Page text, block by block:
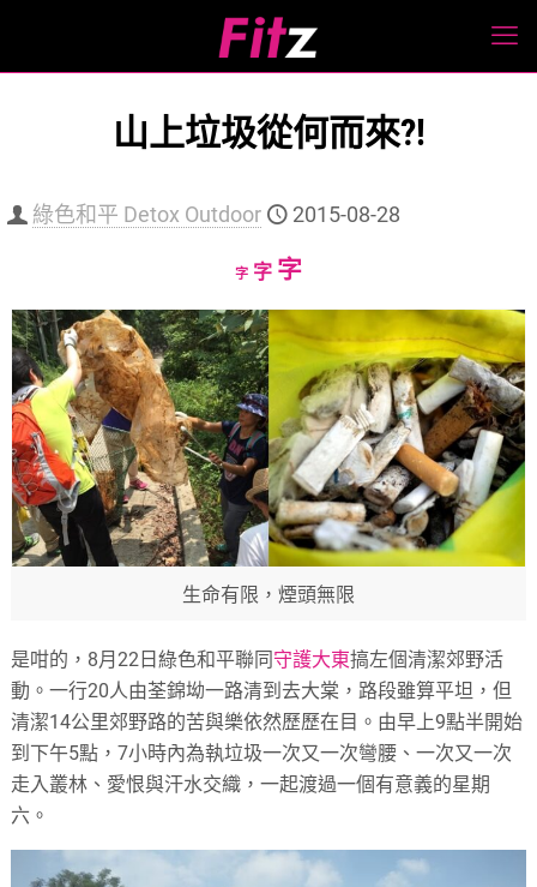
山上垃圾從何而來?!
綠色和平 Detox Outdoor 2015-08-28
字Decrease
size.
字Reset
size.
字Increase
size.
生命有限，煙頭無限
是咁的，8月22日綠色和平聯同守護大東搞左個清潔郊野活
動。一行20人由荃錦坳一路清到去大棠，路段雖算平坦，但
清潔14公里郊野路的苦與樂依然歷歷在目。由早上9點半開始
到下午5點，7小時內為執垃圾一次又一次彎腰、一次又一次
走入叢林、愛恨與汗水交織，一起渡過一個有意義的星期
六。